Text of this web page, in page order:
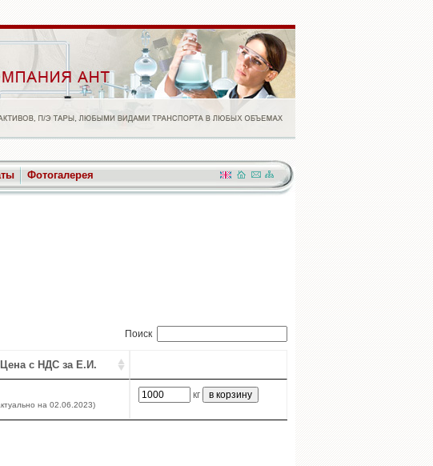
Фотогалерея
Поиск
Цена с НДС за Е.И.
на 02.06.2023)
кг